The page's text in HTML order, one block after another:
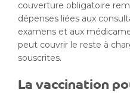
couverture obligatoire
dépenses liées aux
examens et aux
peut couvrir le reste à
souscrites.
La vaccination